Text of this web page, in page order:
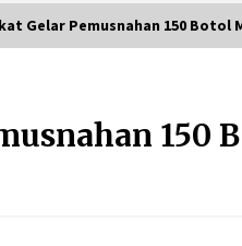
Ketua DPRD Dompu
Gelar Pemusnahan 150 Botol
150